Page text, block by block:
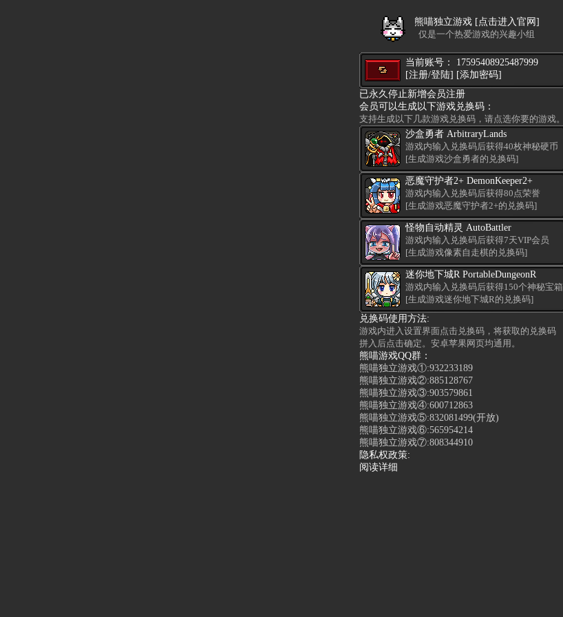
熊喵独立游戏 [点击进入官网]
仅是一个热爱游戏的兴趣小组
当前账号： 17595408925487999
[注册/登陆] [添加密码]
已永久停止新增会员注册
会员可以生成以下游戏兑换码：
支持生成以下几款游戏兑换码，请点选你要的游戏。
沙盒勇者 ArbitraryLands
游戏内输入兑换码后获得40枚神秘硬币
[生成游戏沙盒勇者的兑换码]
恶魔守护者2+ DemonKeeper2+
游戏内输入兑换码后获得80点荣誉
[生成游戏恶魔守护者2+的兑换码]
怪物自动精灵 AutoBattler
游戏内输入兑换码后获得7天VIP会员
[生成游戏像素自走棋的兑换码]
迷你地下城R PortableDungeonR
游戏内输入兑换码后获得150个神秘宝箱
[生成游戏迷你地下城R的兑换码]
兑换码使用方法:
游戏内进入设置界面点击兑换码，将获取的兑换码
拼入后点击确定。安卓苹果网页均通用。
熊喵游戏QQ群：
熊喵独立游戏①:932233189
熊喵独立游戏②:885128767
熊喵独立游戏③:903579861
熊喵独立游戏④:600712863
熊喵独立游戏⑤:832081499(开放)
熊喵独立游戏⑥:565954214
熊喵独立游戏⑦:808344910
隐私权政策:
阅读详细